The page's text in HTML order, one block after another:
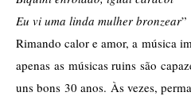
Eu vi uma linda mulher bronzear”
Rimando calor e amor, a música
apenas as músicas ruins são
uns bons 30 anos. Às vezes,